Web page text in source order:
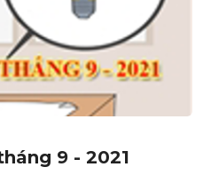
9 - 2021